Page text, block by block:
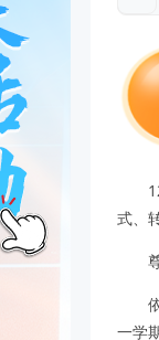
式、
一学